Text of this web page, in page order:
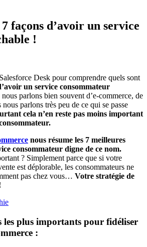
façons d’avoir un service
!
Desk pour comprendre quels sont
un service consommateur
parlons bien souvent d’e-commerce, de
parlons très peu de ce qui se passe
cela n’en reste pas moins important
nous résume les 7 meilleures
consommateur digne de ce nom.
? Simplement parce que si votre
est déplorable, les consommateurs ne
pas chez vous… Votre stratégie de
les plus importants pour fidéliser
: